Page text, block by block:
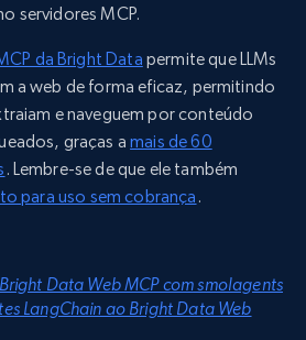
servidores MCP.
da Bright Data permite que LLMs
a web de forma eficaz, permitindo
e naveguem por conteúdo
graças amais de 60
. Lembre-se de que ele também
para uso sem cobrança .
Data Web MCP com smolagents
LangChain ao Bright Data Web